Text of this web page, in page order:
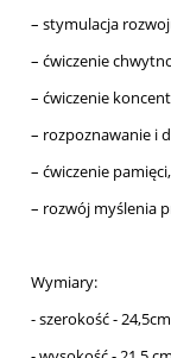
– stymulacja
– ćwiczenie
– ćwiczenie
– rozpoznawanie i
– ćwiczenie pamięci,
– rozwój myślenia
Wymiary:
- szerokość - 24,5cm